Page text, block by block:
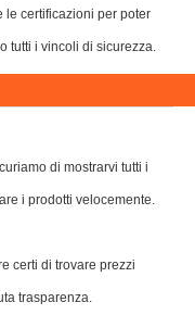
le certificazioni per poter
tutti i vincoli di sicurezza.
di mostrarvi tutti i
i prodotti velocemente.
certi di trovare prezzi
trasparenza.